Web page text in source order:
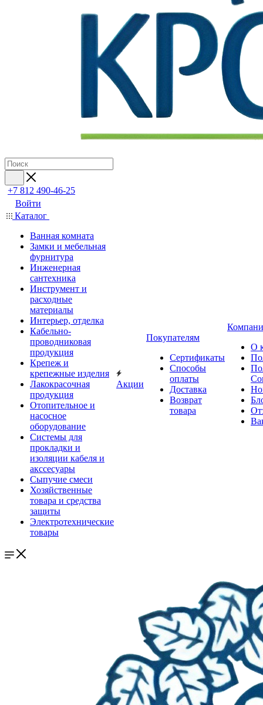
+7 812 490-46-25
Войти
Каталог
Ванная комната
Замки и мебельная
фурнитура
Инженерная
сантехника
Инструмент и
расходные
материалы
Интерьер, отделка
Кабельно-
проводниковая
продукция
Крепеж и
крепежные изделия
Лакокрасочная
продукция
Отопительное и
насосное
оборудование
Системы для
прокладки и
изоляции кабеля и
акссесуары
Сыпучие смеси
Хозяйственные
товара и средства
защиты
Электротехнические
товары
Акции
Покупателям
Сертификаты
Способы
оплаты
Доставка
Возврат
товара
О